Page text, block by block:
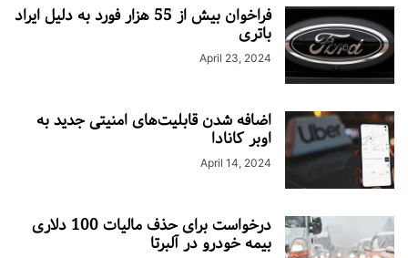
فراخوان بیش از 55 هزار فورد به دلیل ایراد
باتری
April 23, 2024
اضافه شدن قابلیت‌های امنیتی جدید به
اوبر کانادا
April 14, 2024
درخواست برای حذف مالیات 100 دلاری
بیمه خودرو در آلبرتا